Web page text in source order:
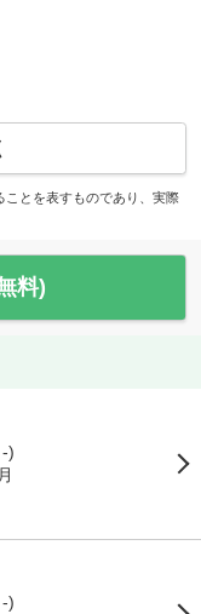
とを表すものであり、実際
料)
)
)